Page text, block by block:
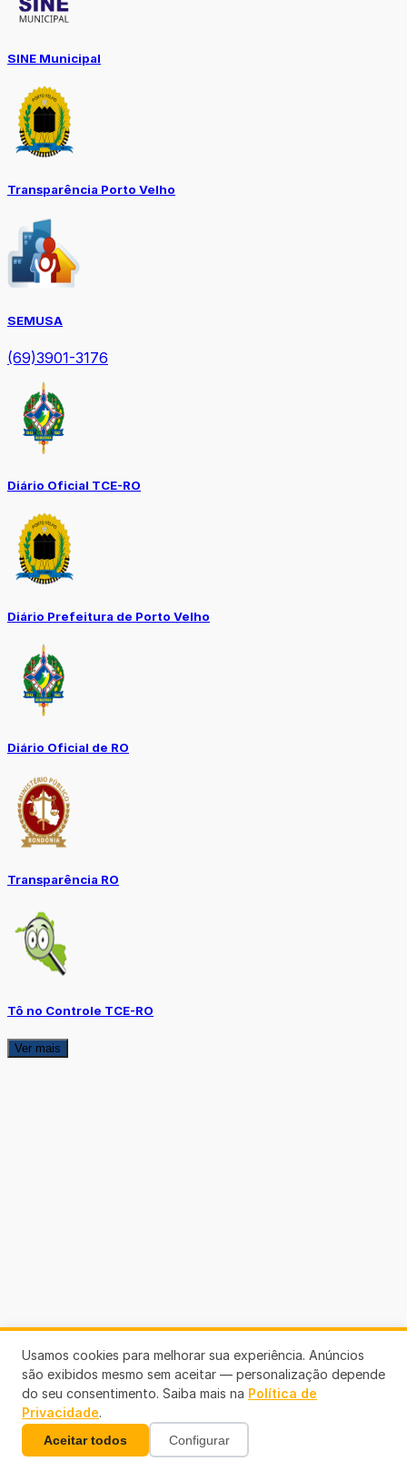
SINE Municipal
Transparência Porto Velho
SEMUSA
(69)3901-3176
Diário Oficial TCE-RO
Diário Prefeitura de Porto Velho
Diário Oficial de RO
Transparência RO
Tô no Controle TCE-RO
Ver mais
Usamos cookies para melhorar sua experiência. Anúncios
são exibidos mesmo sem aceitar — personalização depende
do seu consentimento. Saiba mais na Política de
Privacidade.
Aceitar todos Configurar